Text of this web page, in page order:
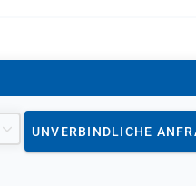
UNVERBINDLICHE